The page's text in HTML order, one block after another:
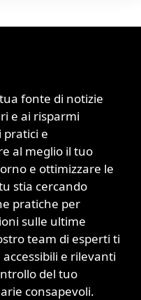
fonte di notizie
e ai risparmi
e
al meglio il tuo
e ottimizzare le
stia cercando
pratiche per
sulle ultime
team di esperti ti
e rilevanti
del tuo
consapevoli.